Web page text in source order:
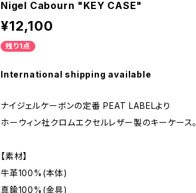
Nigel Cabourn "KEY CASE"
¥12,100
残り1点
International shipping available
ナイジェルケーボンの定番 PEAT LABELより
ホーウィン社クロムエクセルレザー製のキーケース。
【素材】
牛革100%(本体)
真鍮100%(金具)